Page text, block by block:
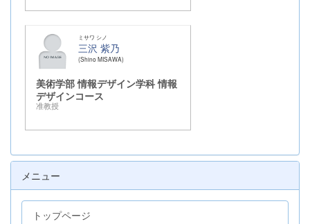
ミサワ シノ
三沢 紫乃
Shino MISAWA
美術学部 情報デザイン学科 情報
デザインコース
准教授
メニュー
トップページ